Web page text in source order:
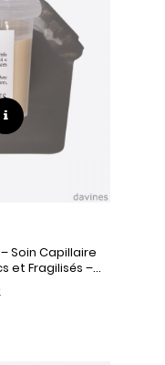
Soin Capillaire
et Fragilisés –...